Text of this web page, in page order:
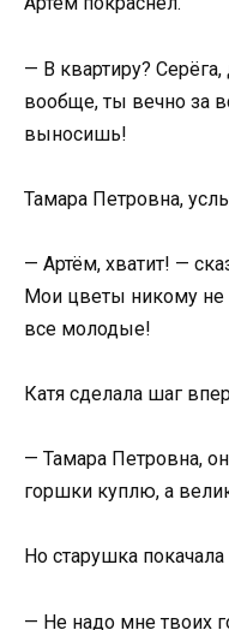
— В квартиру?
вообще, ты вечно за
выносишь!
Тамара Петровна,
— Артём, хватит! —
Мои цветы никому
все молодые!
Катя сделала шаг
— Тамара Петровна,
горшки куплю, а
Но старушка покачала
— Не надо мне твоих